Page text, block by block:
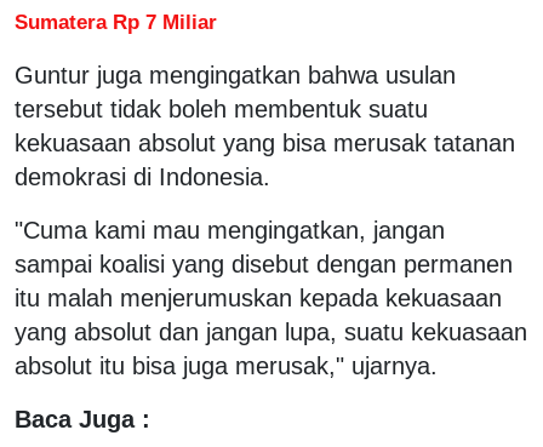
Sumatera Rp 7 Miliar
Guntur juga mengingatkan bahwa usulan
tersebut tidak boleh membentuk suatu
kekuasaan absolut yang bisa merusak tatanan
demokrasi di Indonesia.
"Cuma kami mau mengingatkan, jangan
sampai koalisi yang disebut dengan permanen
itu malah menjerumuskan kepada kekuasaan
yang absolut dan jangan lupa, suatu kekuasaan
absolut itu bisa juga merusak," ujarnya.
Baca Juga :